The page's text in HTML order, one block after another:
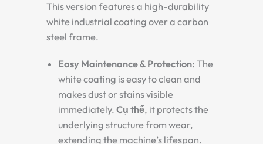
This version features a high-durability
white industrial coating over a carbon
steel frame.
Easy Maintenance & Protection: The
white coating is easy to clean and
makes dust or stains visible
immediately. Cụ thể, it protects the
underlying structure from wear,
extending the machine’s lifespan.